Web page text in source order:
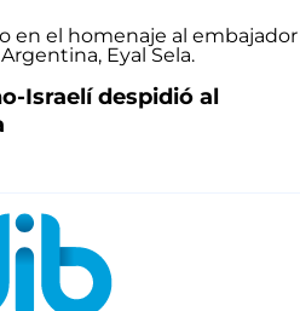
Israelí despidió al